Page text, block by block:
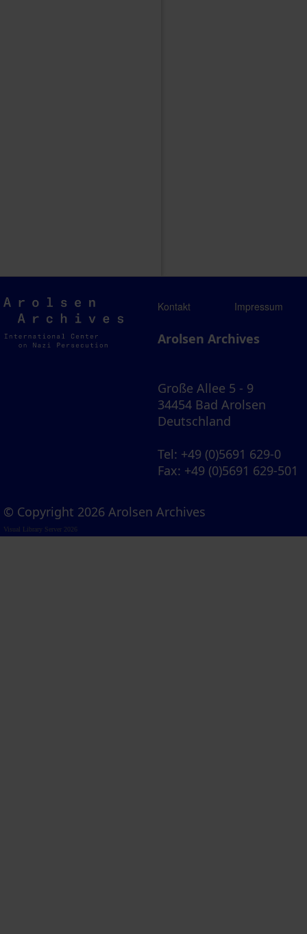
Arolsen
Archives
Kontakt Impressum
Arolsen Archives
Große Allee 5 - 9
34454 Bad Arolsen
Deutschland
Tel: +49 (0)5691 629-0
Fax: +49 (0)5691 629-501
© Copyright 2026 Arolsen Archives
Visual Library Server 2026